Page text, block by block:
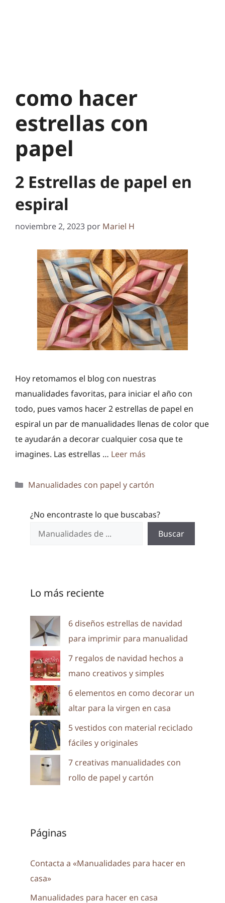
como hacer
estrellas con
papel
2 Estrellas de papel en
espiral
noviembre 2, 2023 por Mariel H
Hoy retomamos el blog con nuestras
manualidades favoritas, para iniciar el año con
todo, pues vamos hacer 2 estrellas de papel en
espiral un par de manualidades llenas de color que
te ayudarán a decorar cualquier cosa que te
imagines. Las estrellas … Leer más
Categorías
Manualidades con papel y cartón
¿No encontraste lo que buscabas?
Buscar
Lo más reciente
6 diseños estrellas de navidad
para imprimir para manualidad
7 regalos de navidad hechos a
mano creativos y simples
6 elementos en como decorar un
altar para la virgen en casa
5 vestidos con material reciclado
fáciles y originales
7 creativas manualidades con
rollo de papel y cartón
Páginas
Contacta a «Manualidades para hacer en
casa»
Manualidades para hacer en casa